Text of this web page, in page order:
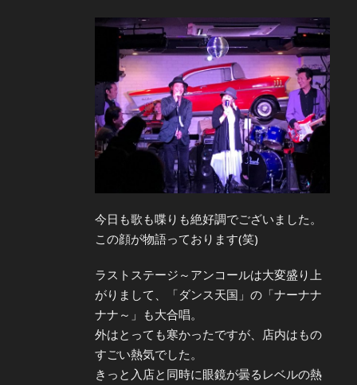
今日も歌も喋りも絶好調でございました。
この顔が物語っております(笑)
ラストステージ～アンコールは大変盛り上
がりまして、「ダンス天国」の「ナーナナ
ナナ～」も大合唱。
外はとっても寒かったですが、店内はもの
すごい熱気でした。
きっと入店と同時に眼鏡が曇るレベルの熱